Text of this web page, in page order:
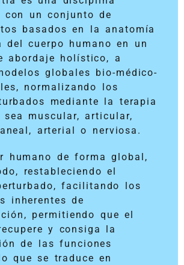
con un conjunto de
basados en la anatomía
cuerpo humano en un
abordaje holístico, a
globales bio-médico-
normalizando los
mediante la terapia
sea muscular, articular,
arterial o nerviosa.
humano de forma global,
restableciendo el
facilitando los
inherentes de
permitiendo que el
y consiga la
de las funciones
que se traduce en